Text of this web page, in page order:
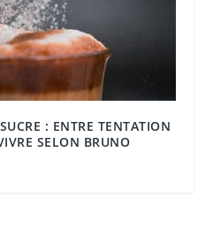
: ENTRE TENTATION
SELON BRUNO